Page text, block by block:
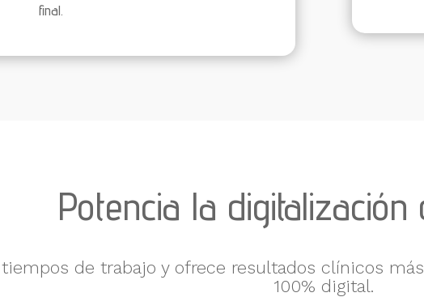
final.
Potencia la digitalización
de trabajo y ofrece resultados clínicos
100% digital.